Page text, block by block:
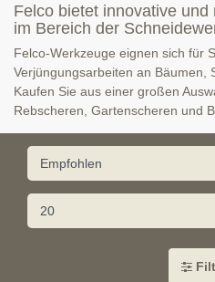
Felco bietet innovative
im Bereich der
Felco-Werkzeuge eignen sich für
Verjüngungsarbeiten an Bäumen,
Kaufen Sie aus einer großen
Rebscheren, Gartenscheren und